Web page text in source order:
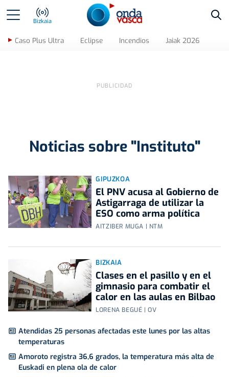
Bizkaia
Caso Plus Ultra Eclipse Incendios Jaiak 2026
Noticias sobre "Instituto"
GIPUZKOA
El PNV acusa al Gobierno de
Astigarraga de utilizar la
ESO como arma política
AITZIBER MUGA | NTM
BIZKAIA
Clases en el pasillo y en el
gimnasio para combatir el
calor en las aulas en Bilbao
LORENA BEGUÉ | OV
Atendidas 25 personas afectadas este lunes por las altas
temperaturas
Amoroto registra 36,6 grados, la temperatura más alta de
Euskadi en plena ola de calor